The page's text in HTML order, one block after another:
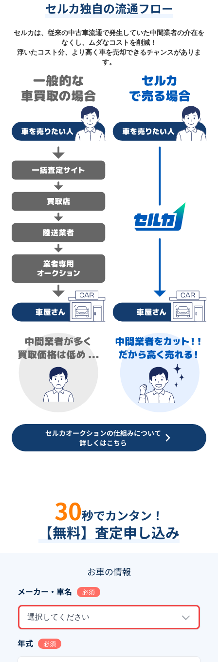
セルカ独自の流通フロー
セルカは、従来の中古車流通で発生していた中間業者の介在を
なくし、ムダなコストを削減！
浮いたコスト分、より高く車を売却できるチャンスがありま
す。
セルカオークションの仕組みについて
詳しくはこちら
30秒でカンタン！
【無料】査定申し込み
お車の情報
メーカー・車名 必須
選択してください
年式 必須